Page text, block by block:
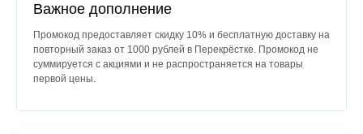
Важное дополнение
Промокод предоставляет скидку 10% и бесплатную доставку на
повторный заказ от 1000 рублей в Перекрёстке. Промокод не
суммируется с акциями и не распространяется на товары
первой цены.